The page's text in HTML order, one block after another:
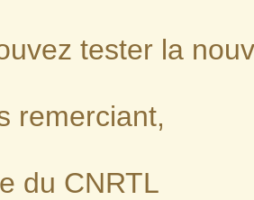
tester la
remerciant,
du CNRTL